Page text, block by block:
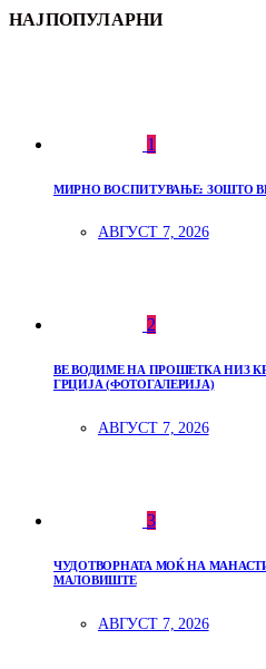
НАЈПОПУЛАРНИ
1
МИРНО ВОСПИТУВАЊЕ: ЗОШТО
АВГУСТ 7, 2026
2
ВЕ ВОДИМЕ НА ПРОШЕТКА НИЗ
ГРЦИЈА (ФОТОГАЛЕРИЈА)
АВГУСТ 7, 2026
3
ЧУДОТВОРНАТА МОЌ НА
МАЛОВИШТЕ
АВГУСТ 7, 2026